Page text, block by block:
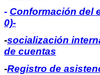
- Conformación del
0)-
-socialización
de cuentas
-Registro de